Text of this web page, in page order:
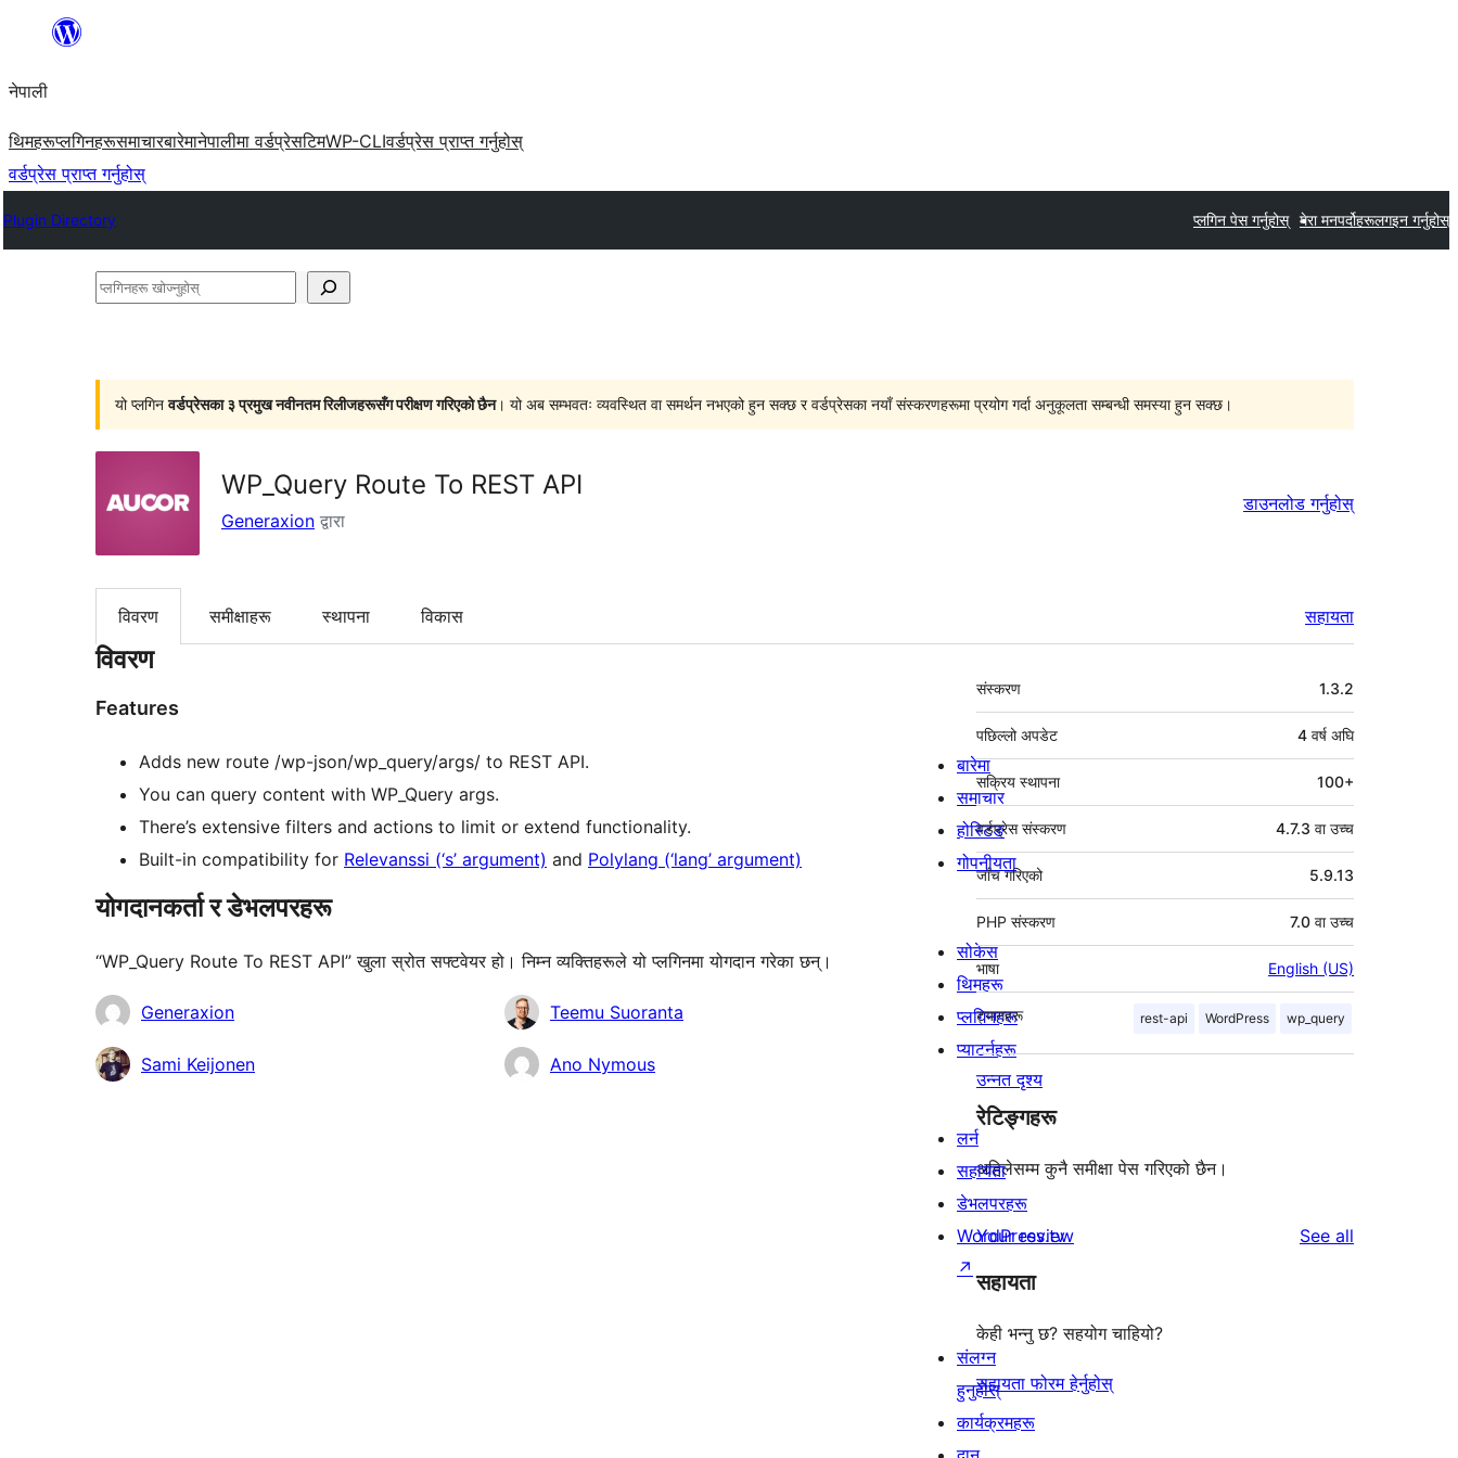
सामग्रीमा
नेपाली
थिमहरूप्लगिनहरूसमाचारबारेमानेपालीमा वर्डप्रेसटिमWP-CLIवर्डप्रेस प्राप्त गर्नुहोस्
वर्डप्रेस प्राप्त गर्नुहोस्
Plugin Directory प्लगिन पेस गर्नुहोस् मेरा मनपर्दोहरूलगइन गर्नुहोस्
प्लगिनहरू
यो प्लगिनवर्डप्रेसका ३ प्रमुख नवीनतम रिलीजहरूसँग परीक्षण गरिएको छैन। यो अब सम्भवतः व्यवस्थित वा समर्थन नभएको हुन सक्छ र वर्डप्रेसका नयाँ संस्करणहरूमा प्रयोग गर्दा अनुकूलता सम्बन्धी समस्या हुन सक्छ।
WP_Query Route To REST API
Generaxion द्वारा
डाउनलोड गर्नुहोस्
विवरण समीक्षाहरू स्थापना विकास सहायता
विवरण
Features
Adds new route /wp-json/wp_query/args/ to REST API.
You can query content with WP_Query args.
There’s extensive filters and actions to limit or extend functionality.
Built-in compatibility for Relevanssi (‘s’ argument) and Polylang (‘lang’ argument)
योगदानकर्ता र डेभलपरहरू
“WP_Query Route To REST API” खुला स्रोत सफ्टवेयर हो। निम्न व्यक्तिहरूले यो प्लगिनमा योगदान गरेका छन्।
योगदानकर्ताहरूGeneraxion Teemu Suoranta
Sami Keijonen Ano Nymous
मेटा
संस्करण 1.3.2
पछिल्लो अपडेट 4 वर्ष अघि
सक्रिय स्थापना 100+
वर्डप्रेस संस्करण 4.7.3 वा उच्च
जाँच गरिएको 5.9.13
PHP संस्करण 7.0 वा उच्च
भाषा English (US)
ट्यागहरू rest-api WordPress wp_query
उन्नत दृश्य
रेटिङ्गहरू
अहिलेसम्म कुनै समीक्षा पेस गरिएको छैन।
Your review See all
सहायता
केही भन्नु छ? सहयोग चाहियो?
सहायता फोरम हेर्नुहोस्
बारेमा
समाचार
होस्टिङ
गोपनीयता
सोकेस
थिमहरू
प्लगिनहरू
प्याटर्नहरू
लर्न
सहायता
डेभलपरहरू
WordPress.tv
↗
संलग्न
हुनुहोस्
कार्यक्रमहरू